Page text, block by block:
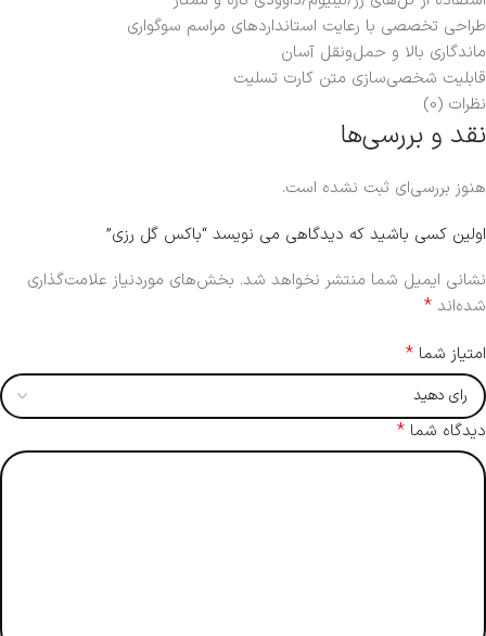
طراحی تخصصی با رعایت استانداردهای مراسم سوگواری
ماندگاری بالا و حمل‌ونقل آسان
قابلیت شخصی‌سازی متن کارت تسلیت
نظرات (0)
نقد و بررسی‌ها
هنوز بررسی‌ای ثبت نشده است.
اولین کسی باشید که دیدگاهی می نویسد “باکس گل رزی”
نشانی ایمیل شما منتشر نخواهد شد. بخش‌های موردنیاز علامت‌گذاری
شده‌اند *
امتیاز شما *
دیدگاه شما *